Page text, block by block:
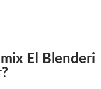
El Blenderi